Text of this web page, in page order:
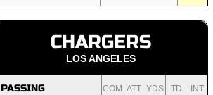
CHARGERS
LOS ANGELES
PASSING COM ATT YDS TD INT